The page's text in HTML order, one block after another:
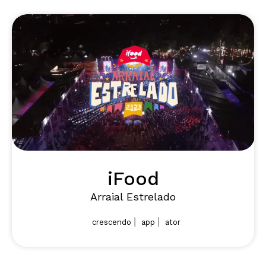
iFood
Arraial Estrelado
crescendo app ator